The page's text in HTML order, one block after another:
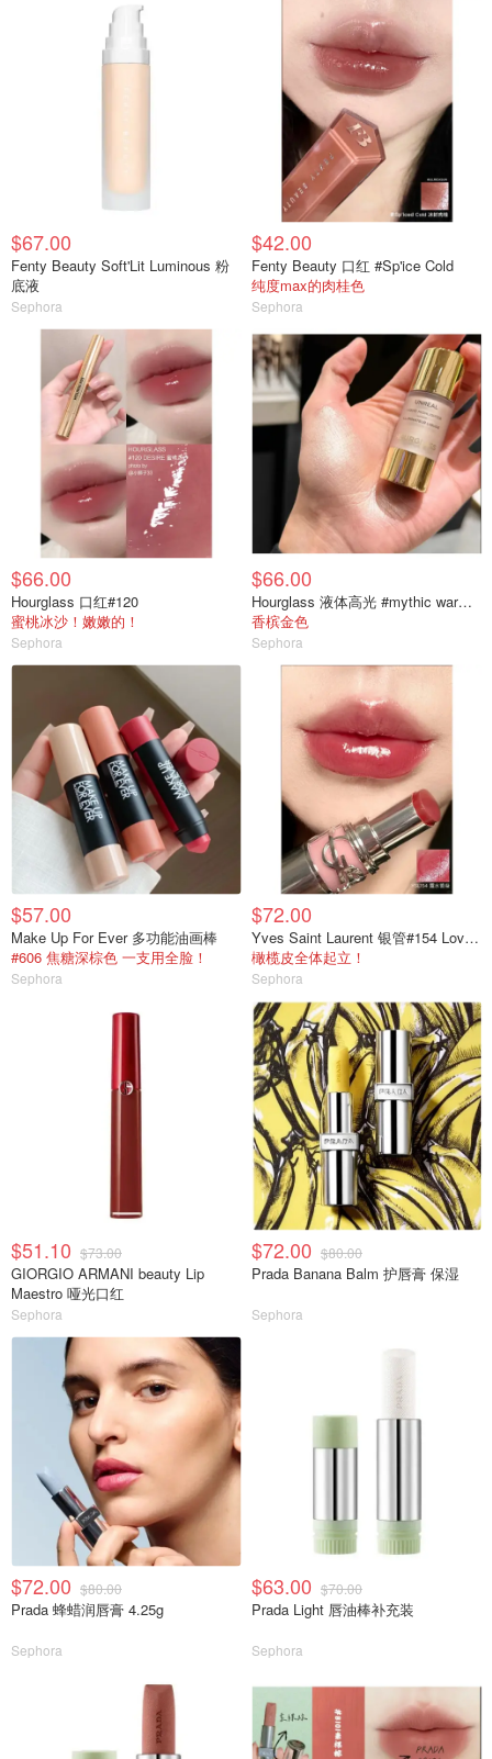
$67.00
Fenty Beauty Soft'Lit Luminous 粉
底液
Sephora
$42.00
Fenty Beauty 口红 #Sp'ice Cold
纯度max的肉桂色
Sephora
$66.00
Hourglass 口红#120
蜜桃冰沙！嫩嫩的！
Sephora
$66.00
Hourglass 液体高光 #mythic warm bronze gold
香槟金色
Sephora
$57.00
Make Up For Ever 多功能油画棒
#606 焦糖深棕色 一支用全脸！
Sephora
$72.00
Yves Saint Laurent 银管#154 Love Berry
橄榄皮全体起立！
Sephora
$51.10 $73.00
GIORGIO ARMANI beauty Lip
Maestro 哑光口红
Sephora
$72.00 $80.00
Prada Banana Balm 护唇膏 保湿
Sephora
$72.00 $80.00
Prada 蜂蜡润唇膏 4.25g
Sephora
$63.00 $70.00
Prada Light 唇油棒补充装
Sephora